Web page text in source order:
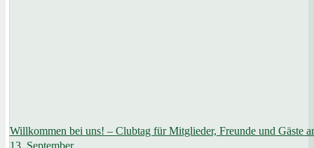
Willkommen bei uns! – Clubtag für Mitglieder, Freunde und Gäste